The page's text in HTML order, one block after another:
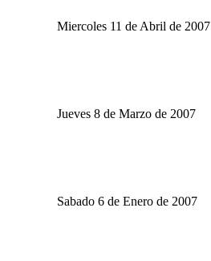
Miercoles 11 de Abril de 2007
Jueves 8 de Marzo de 2007
Sabado 6 de Enero de 2007